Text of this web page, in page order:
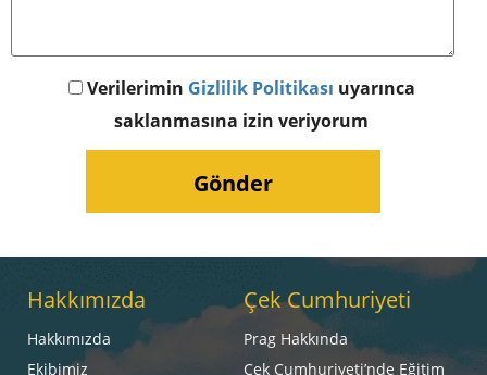
Verilerimin Gizlilik Politikası uyarınca
saklanmasına izin veriyorum
Hakkımızda
Hakkımızda
Ekibimiz
Çek Cumhuriyeti
Prag Hakkında
Çek Cumhuriyeti’nde Eğitim